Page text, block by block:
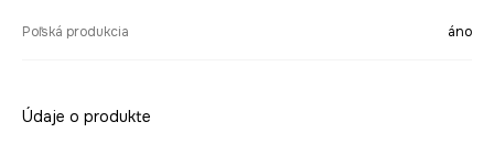
Poľská produkcia áno
Údaje o produkte